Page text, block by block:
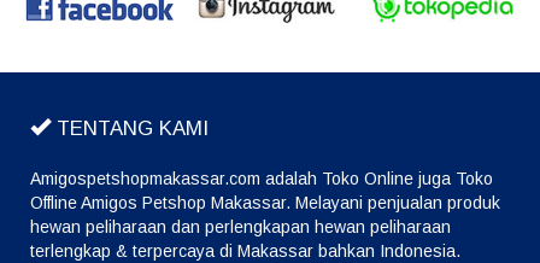
TENTANG KAMI
Amigospetshopmakassar.com adalah Toko Online juga Toko
Offline Amigos Petshop Makassar. Melayani penjualan produk
hewan peliharaan dan perlengkapan hewan peliharaan
terlengkap & terpercaya di Makassar bahkan Indonesia.